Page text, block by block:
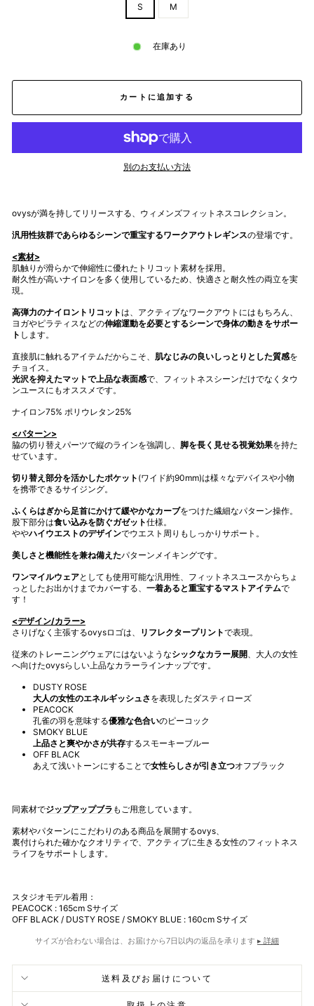
S M
在庫あり
カートに追加する
別のお支払い方法
ovysが満を持してリリースする、ウィメンズフィットネスコレクション。
汎用性抜群であらゆるシーンで重宝するワークアウトレギンスの登場です。
<素材>
肌触りが滑らかで伸縮性に優れたトリコット素材を採用。
耐久性が高いナイロンを多く使用しているため、快適さと耐久性の両立を実
現。
高弾力のナイロントリコットは、アクティブなワークアウトにはもちろん、
ヨガやピラティスなどの伸縮運動を必要とするシーンで身体の動きをサポー
ト します。
直接肌に触れるアイテムだからこそ、 肌なじみの良いしっとりとした質感を
チョイス。
光沢を抑えたマットで上品な表面感で、フィットネスシーンだけでなくタウ
ンユースにもオススメです。
ナイロン75% ポリウレタン25%
<パターン>
脇の切り替えパーツで縦のラインを強調し、 脚を長く見せる視覚効果を持た
せています。
切り替え部分を活かしたポケット (ワイド約90mm)は様々なデバイスや小物
を携帯できるサイジング。
ふくらはぎから足首にかけて緩やかなカーブをつけた繊細なパターン操作。
股下部分は食い込みを防ぐガゼット仕様。
ややハイウエストのデザインでウエスト周りもしっかりサポート。
美しさと機能性を兼ね備えたパターンメイキングです。
ワンマイルウェアとしても使用可能な汎用性、フィットネスユースからちょ
っとしたお出かけまでカバーする、 一着あると重宝するマストアイテムで
す！
<デザイン/カラー>
さりげなく主張するovysロゴは、
リフレクタープリントで表現。
従来のトレーニングウェアにはないようなシックなカラー展開 、大人の女性
へ向けたovysらしい上品なカラーラインナップです。
DUSTY ROSE
大人の女性のエネルギッシュさ を表現したダスティローズ
PEACOCK
孔雀の羽を意味する優雅な色合いのピーコック
SMOKY BLUE
上品さと爽やかさが共存するスモーキーブルー
OFF BLACK
あえて浅いトーンにすることで女性らしさが引き立つオフブラック
同素材でジップアップブラ もご用意しています。
素材やパターンにこだわりのある商品を展開するovys、
裏付けられた確かなクオリティで、アクティブに生きる女性のフィットネス
ライフをサポートします。
スタジオモデル着用：
PEACOCK : 165cm Sサイズ
OFF BLACK / DUSTY ROSE / SMOKY BLUE : 160cm Sサイズ
サイズが合わない場合は、お届けから7日以内の返品を承ります ▸ 詳細
送料及びお届けについて